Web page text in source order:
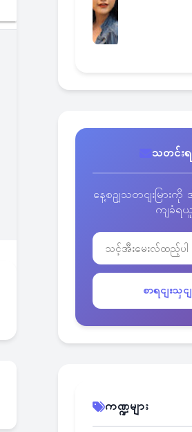
သတင်း
နေ့စဥျသတငျးမြား
ကျခံရယူ
စာရငျးသှင
ကဏ္ဍများ